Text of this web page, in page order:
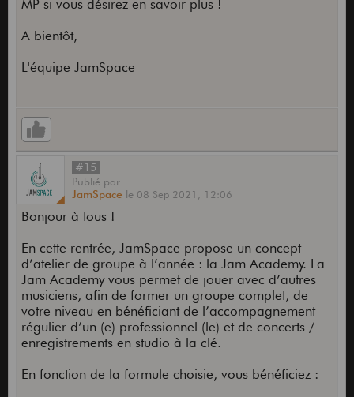
MP si vous désirez en savoir plus !
A bientôt,
L'équipe JamSpace
#15
Publié par
JamSpace le 08 Sep 2021, 12:06
Bonjour à tous !
En cette rentrée, JamSpace propose un concept
d’atelier de groupe à l’année : la Jam Academy. La
Jam Academy vous permet de jouer avec d’autres
musiciens, afin de former un groupe complet, de
votre niveau en bénéficiant de l’accompagnement
régulier d’un (e) professionnel (le) et de concerts /
enregistrements en studio à la clé.
En fonction de la formule choisie, vous bénéficiez :